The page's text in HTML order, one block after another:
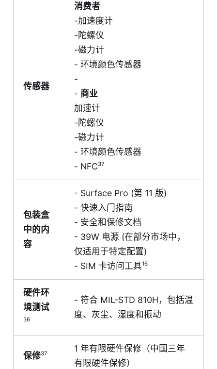
传感器
消费者
-加速度计
-陀螺仪
-磁力计
- 环境颜色传感器
-
- 商业
加速计
-陀螺仪
-磁力计
- 环境颜色传感器
- NFC37
包装盒
中的内
容
- Surface Pro (第 11 版)
- 快速入门指南
- 安全和保修文档
- 39W 电源 (在部分市场中，
仅适用于特定配置)
- SIM 卡访问工具16
硬件环
境测试
36
- 符合 MIL-STD 810H，包括温
度、灰尘、湿度和振动
保修37
1 年有限硬件保修（中国三年
有限硬件保修）